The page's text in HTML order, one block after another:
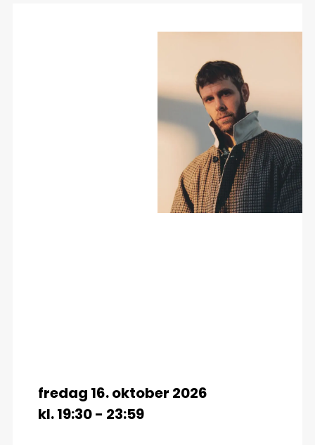
fredag 16. oktober 2026
kl. 19:30 - 23:59